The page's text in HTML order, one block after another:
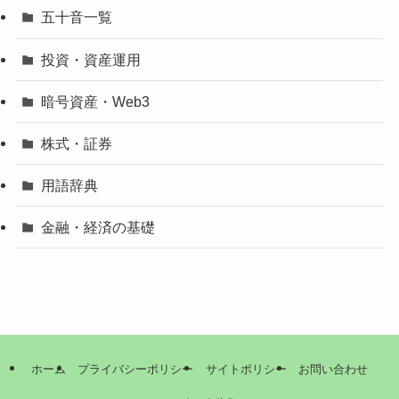
五十音一覧
投資・資産運用
暗号資産・Web3
株式・証券
用語辞典
金融・経済の基礎
ホーム プライバシーポリシー サイトポリシー お問い合わせ